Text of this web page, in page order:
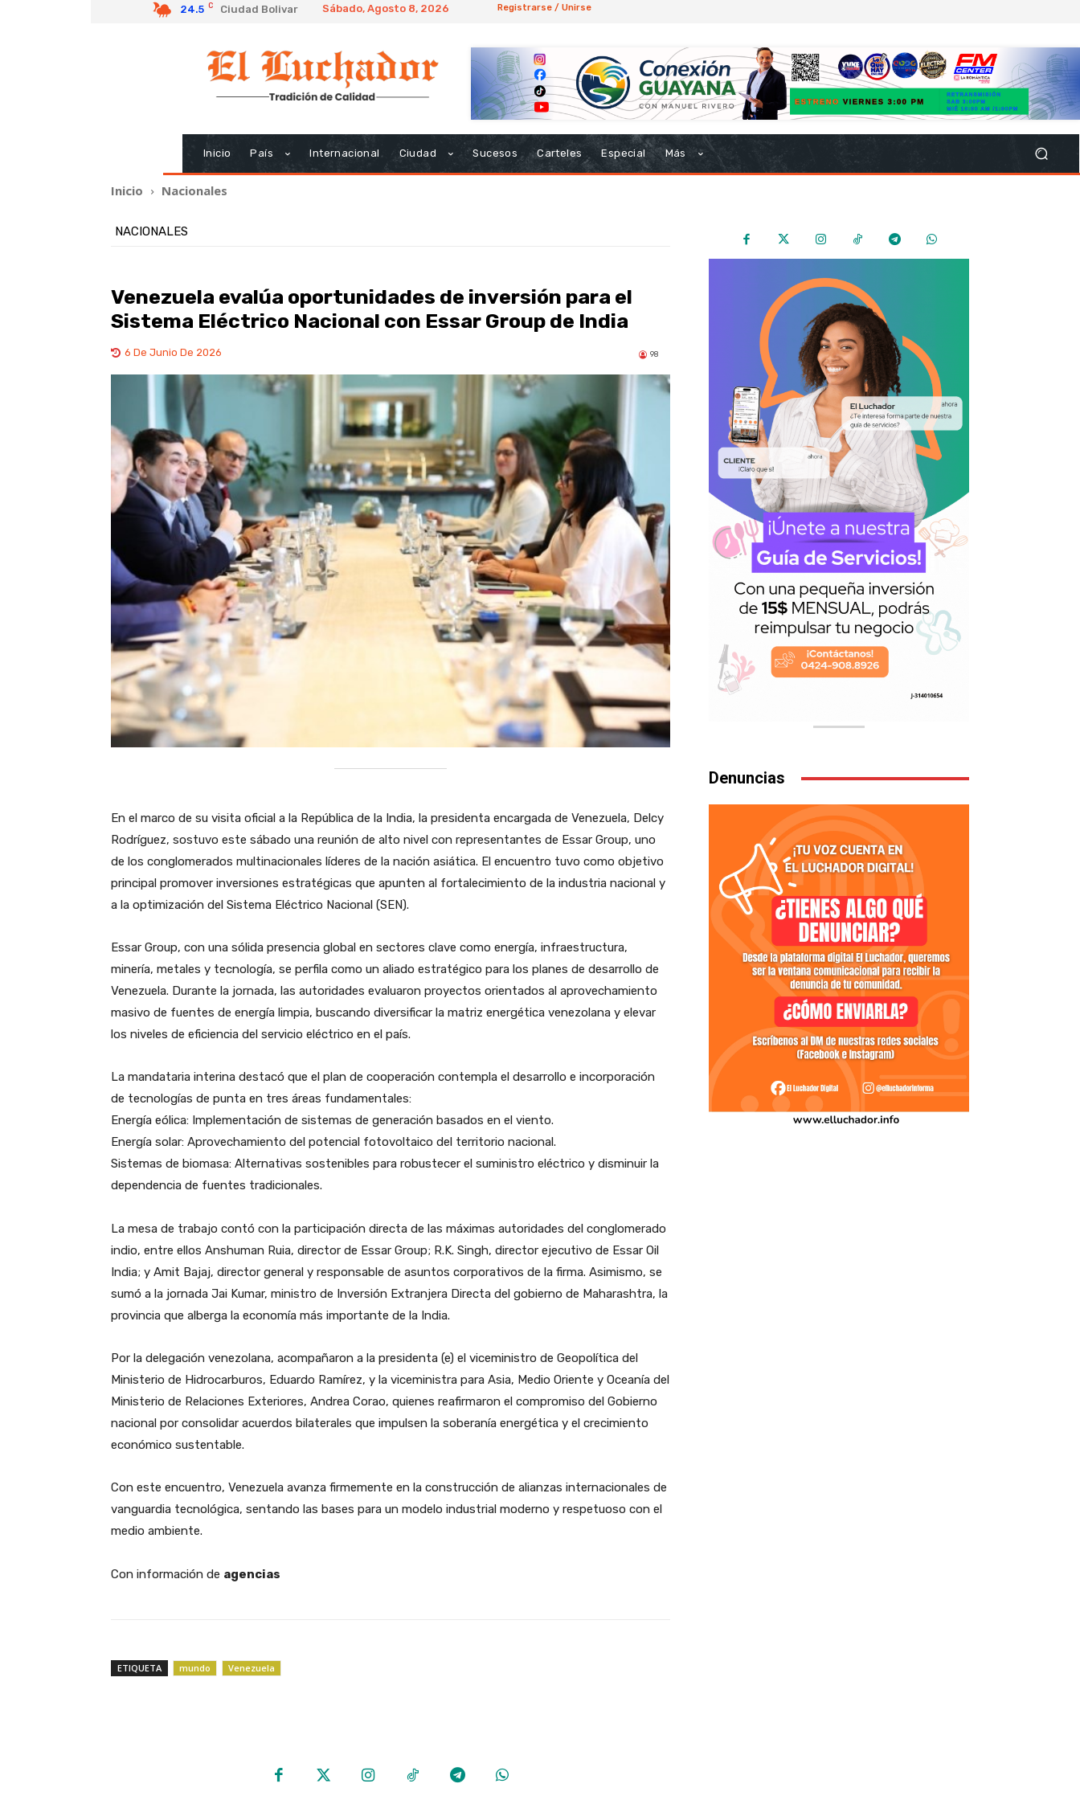
24.5 C Ciudad Bolivar Sábado, Agosto 8, 2026 Registrarse / Unirse
Inicio País Internacional Ciudad Sucesos Carteles Especial Más
Inicio Nacionales
NACIONALES
Venezuela evalúa oportunidades de inversión para el
Sistema Eléctrico Nacional con Essar Group de India
6 De Junio De 2026 98
En el marco de su visita oficial a la República de la India, la presidenta encargada de Venezuela, Delcy
Rodríguez, sostuvo este sábado una reunión de alto nivel con representantes de Essar Group, uno
de los conglomerados multinacionales líderes de la nación asiática. El encuentro tuvo como objetivo
principal promover inversiones estratégicas que apunten al fortalecimiento de la industria nacional y
a la optimización del Sistema Eléctrico Nacional (SEN).
​Essar Group, con una sólida presencia global en sectores clave como energía, infraestructura,
minería, metales y tecnología, se perfila como un aliado estratégico para los planes de desarrollo de
Venezuela. Durante la jornada, las autoridades evaluaron proyectos orientados al aprovechamiento
masivo de fuentes de energía limpia, buscando diversificar la matriz energética venezolana y elevar
los niveles de eficiencia del servicio eléctrico en el país.
​La mandataria interina destacó que el plan de cooperación contempla el desarrollo e incorporación
de tecnologías de punta en tres áreas fundamentales:
​Energía eólica: Implementación de sistemas de generación basados en el viento.
​Energía solar: Aprovechamiento del potencial fotovoltaico del territorio nacional.
​Sistemas de biomasa: Alternativas sostenibles para robustecer el suministro eléctrico y disminuir la
dependencia de fuentes tradicionales.
​La mesa de trabajo contó con la participación directa de las máximas autoridades del conglomerado
indio, entre ellos Anshuman Ruia, director de Essar Group; R.K. Singh, director ejecutivo de Essar Oil
India; y Amit Bajaj, director general y responsable de asuntos corporativos de la firma. Asimismo, se
sumó a la jornada Jai Kumar, ministro de Inversión Extranjera Directa del gobierno de Maharashtra, la
provincia que alberga la economía más importante de la India.
​Por la delegación venezolana, acompañaron a la presidenta (e) el viceministro de Geopolítica del
Ministerio de Hidrocarburos, Eduardo Ramírez, y la viceministra para Asia, Medio Oriente y Oceanía del
Ministerio de Relaciones Exteriores, Andrea Corao, quienes reafirmaron el compromiso del Gobierno
nacional por consolidar acuerdos bilaterales que impulsen la soberanía energética y el crecimiento
económico sustentable.
​Con este encuentro, Venezuela avanza firmemente en la construcción de alianzas internacionales de
vanguardia tecnológica, sentando las bases para un modelo industrial moderno y respetuoso con el
medio ambiente.
Con información de agencias
ETIQUETA mundo Venezuela
Denuncias